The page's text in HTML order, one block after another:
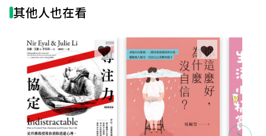
但很少人知道，他的夢想之一，是成立一家企業，網羅
因為在成為藝術家前，他曾在國際畫廊工作七年，培養
出非常獨特的鑑賞眼光。
只可惜，在轉行成為藝術家後，他短短的37歲人生，只
賣出一幅作品……
他的藝術創作事業，不如他的收藏鑑賞眼光。
其他人也在看